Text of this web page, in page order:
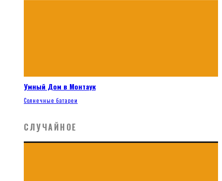
Умный Дом в Монтаук
Солнечные батареи
СЛУЧАЙНОЕ